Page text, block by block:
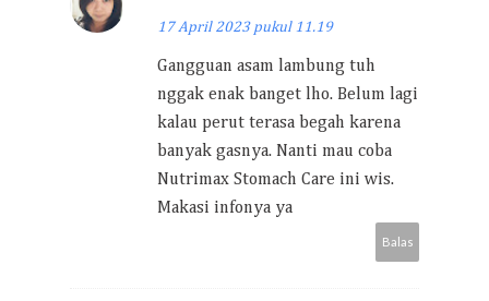
17 April 2023 pukul 11.19
Gangguan asam lambung tuh
nggak enak banget lho. Belum lagi
kalau perut terasa begah karena
banyak gasnya. Nanti mau coba
Nutrimax Stomach Care ini wis.
Makasi infonya ya
Balas